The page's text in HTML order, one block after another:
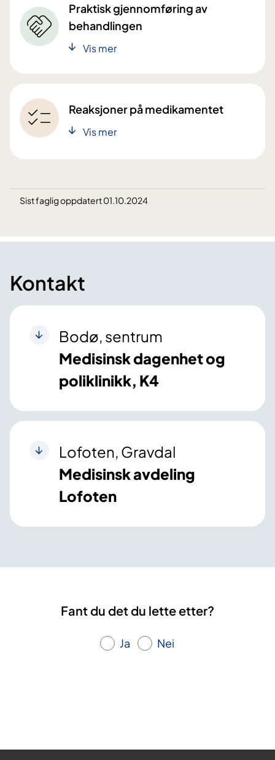
Praktisk gjennomføring av
behandlingen
Vis mer
Reaksjoner på medikamentet
Vis mer
Sist faglig oppdatert 01.10.2024
Kontakt
Bodø, sentrum
Medisinsk dagenhet og
poliklinikk, K4
Lofoten, Gravdal
Medisinsk avdeling
Lofoten
Fant du det du lette etter?
Ja Nei